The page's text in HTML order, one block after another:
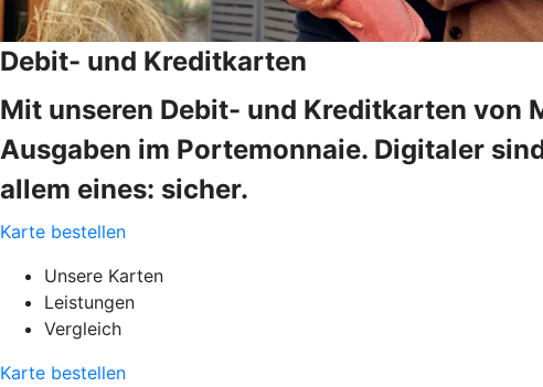
Debit- und Kreditkarten
Mit unseren Debit- und Kreditkarten von
Ausgaben im Portemonnaie. Digitaler
allem eines: sicher.
Karte bestellen
Unsere Karten
Leistungen
Vergleich
Karte bestellen